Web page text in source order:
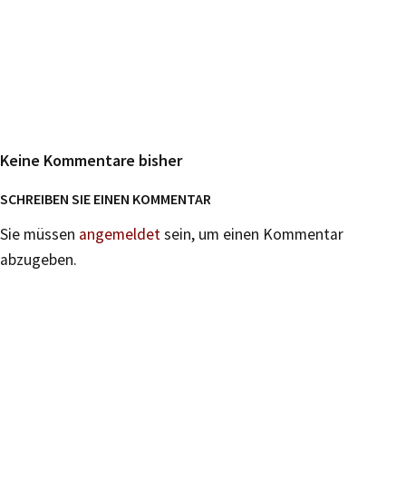
Keine Kommentare bisher
SCHREIBEN SIE EINEN KOMMENTAR
Sie müssen angemeldetsein, um einen Kommentar
abzugeben.